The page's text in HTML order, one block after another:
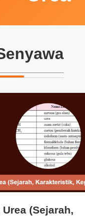
(Sejarah,